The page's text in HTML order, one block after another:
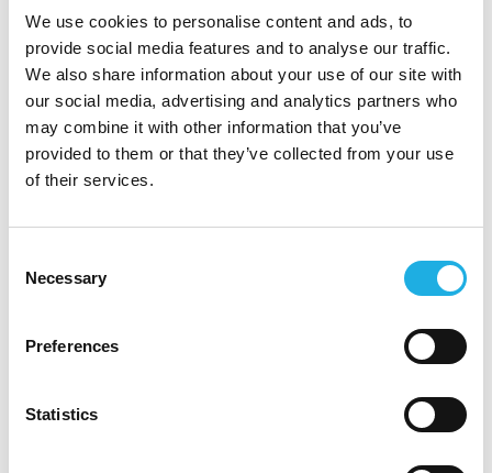
We use cookies to personalise content and ads, to
provide social media features and to analyse our traffic.
We also share information about your use of our site with
our social media, advertising and analytics partners who
may combine it with other information that you’ve
provided to them or that they’ve collected from your use
of their services.
Selection
Necessary
Preferences
Statistics
Viihdyt nopeatempoisessa ja kansainvälisessä
ympäristössä, sopeudut muuttuviin tilanteisiin
ja innostut brändien pitkäjänteisestä
kehittämisestä.
Tarjoamme sinulle
vastuullisen ja näkyvän roolin
mahdollisuuden vaikuttaa brändien kasvuun
vakituisen työsuhteen ja kilpailukykyiset
viihtyisät työtilat Liedossa